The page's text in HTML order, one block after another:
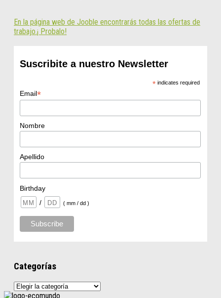
En la página web de Jooble encontrarás todas las ofertas de
trabajo.¡ Probalo!
Suscribite a nuestro Newsletter
*indicates required
Email*
Nombre
Apellido
Birthday
/
( mm / dd )
Categorías
Categorías